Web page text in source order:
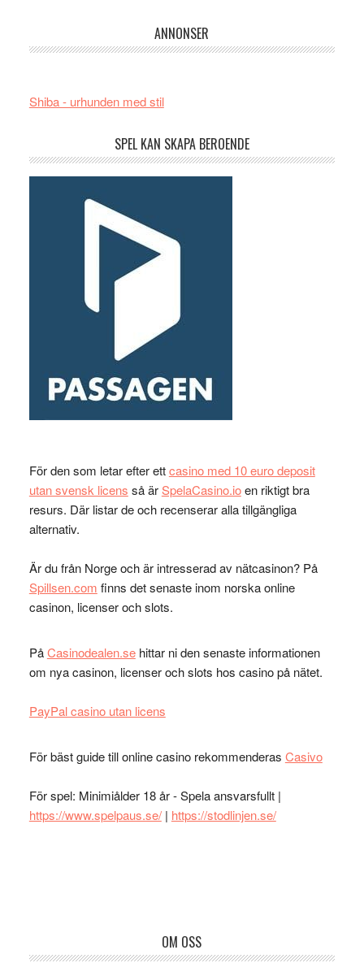
ANNONSER
Shiba - urhunden med stil
SPEL KAN SKAPA BEROENDE
För den som letar efter ettcasino med 10 euro deposit
utan svensk licens så ärSpelaCasino.ioen riktigt bra
resurs. Där listar de och recenserar alla tillgängliga
alternativ.
Är du från Norge och är intresserad av nätcasinon? På
Spillsen.com finns det senaste inom norska online
casinon, licenser och slots.
PåCasinodealen.sehittar ni den senaste informationen
om nya casinon, licenser och slots hos casino på nätet.
PayPal casino utan licens
För bäst guide till online casino rekommenderas Casivo
För spel: Minimiålder 18 år - Spela ansvarsfullt |
https://www.spelpaus.se/| https://stodlinjen.se/
OM OSS